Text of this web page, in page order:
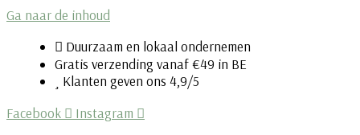
Ga naar de inhoud
Duurzaam en lokaal ondernemen
Gratis verzending vanaf €49 in BE
Klanten geven ons 4,9/5
Facebook
Instagram